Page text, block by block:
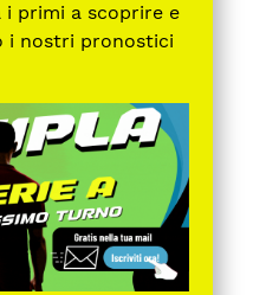
i primi a scoprire e
i nostri pronostici